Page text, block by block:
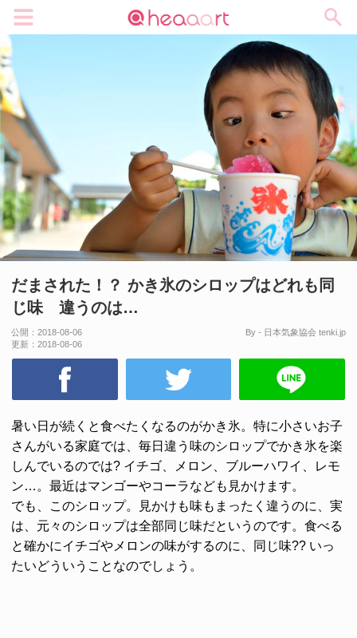
だまされた！？ かき氷のシロップはどれも同
じ味 違うのは…
公開： 2018-08-06
更新： 2018-08-06
By - 日本気象協会 tenki.jp
暑い日が続くと食べたくなるのがかき氷。特に小さいお子
さんがいる家庭では、毎日違う味のシロップでかき氷を楽
しんでいるのでは? イチゴ、メロン、ブルーハワイ、レモ
ン…。最近はマンゴーやコーラなども見かけます。
でも、このシロップ。見かけも味もまったく違うのに、実
は、元々のシロップは全部同じ味だというのです。食べる
と確かにイチゴやメロンの味がするのに、同じ味?? いっ
たいどういうことなのでしょう。